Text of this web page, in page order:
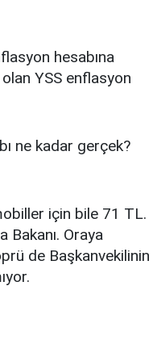
hesabına
YSS enflasyon
ne kadar gerçek?
için bile 71 TL.
Bakanı. Oraya
de Başkanvekilinin